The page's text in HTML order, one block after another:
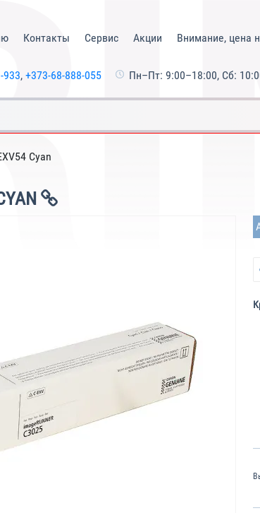
Контакты Сервис Акции Внимание, цена
933, +373-68-888-055 Пн–Пт: 9:00–18:00, Сб:
Cyan